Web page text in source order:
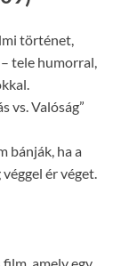
történet,
tele humorral,
vs. Valóság”
bánják, ha a
ér véget.